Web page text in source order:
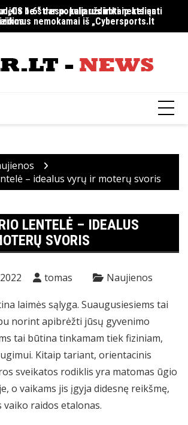
be streso: kaip uždirbti nekeliant
„CS 1.6“ dar populiarus ir kaip atsiųsti
nemokamai iš „Cybersports.lt
– idealus vyrų ir moterų svoris
LENTELĖ – IDEALUS
SVORIS
tomas Naujienos
laimės sąlyga. Suaugusiesiems tai
norint apibrėžti jūsų gyvenimo
tai būtina tinkamam tiek fiziniam,
Kitaip tariant, orientacinis
sveikatos rodiklis yra matomas ūgio
o vaikams jis įgyja didesnę reikšmę,
vaiko raidos etalonas.